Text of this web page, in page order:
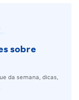
sobre
da semana, dicas,